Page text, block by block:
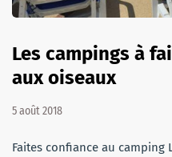
Les campings à
aux oiseaux
5 août 2018
Faites confiance au camping